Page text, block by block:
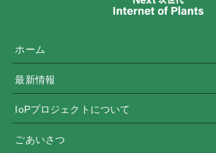
ホーム
最新情報
IoPプロジェクトについて
ごあいさつ